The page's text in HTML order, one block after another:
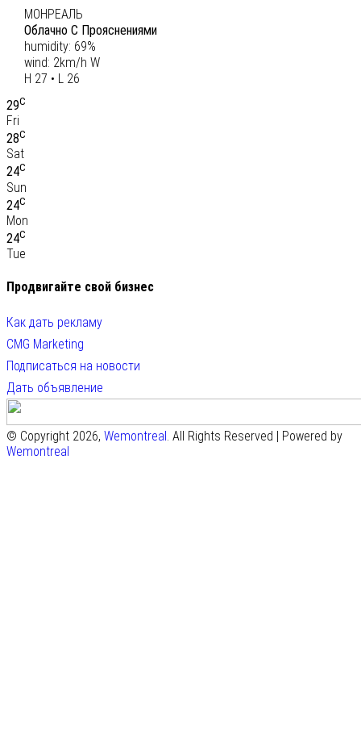
МОНРЕАЛЬ
Облачно С Прояснениями
humidity: 69%
wind: 2km/h W
H 27 • L 26
29C
Fri
28C
Sat
24C
Sun
24C
Mon
24C
Tue
Продвигайте свой бизнес
Как дать рекламу
CMG Marketing
Подписаться на новости
Дать объявление
© Copyright 2026, Wemontreal. All Rights Reserved | Powered by
Wemontreal